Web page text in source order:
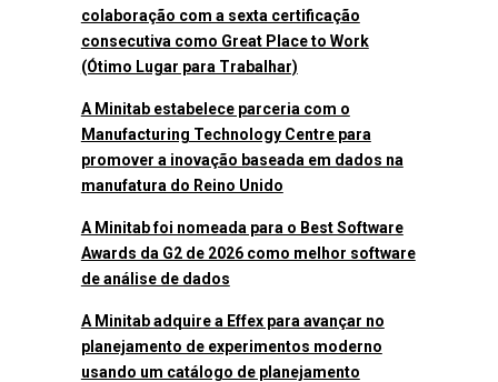
colaboração com a sexta certificação
consecutiva como Great Place to Work
(Ótimo Lugar para Trabalhar)
A Minitab estabelece parceria com o
Manufacturing Technology Centre para
promover a inovação baseada em dados na
manufatura do Reino Unido
A Minitab foi nomeada para o Best Software
Awards da G2 de 2026 como melhor software
de análise de dados
A Minitab adquire a Effex para avançar no
planejamento de experimentos moderno
usando um catálogo de planejamento